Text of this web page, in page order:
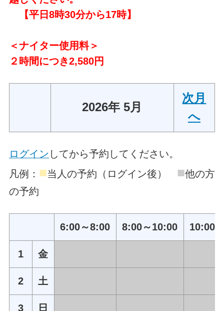
【平日8時30分から17時】
＜ナイター使用料＞
２時間につき2,580円
2026年 5月
次月
へ
ログイン してから予約してください。
凡例： ■当人の予約（ログイン後） ■他の方
の予約
6:00～8:00 8:00～10:00 10:00
1 金
2 土
3 日